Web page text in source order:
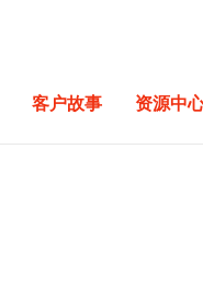
客户故事 资源中